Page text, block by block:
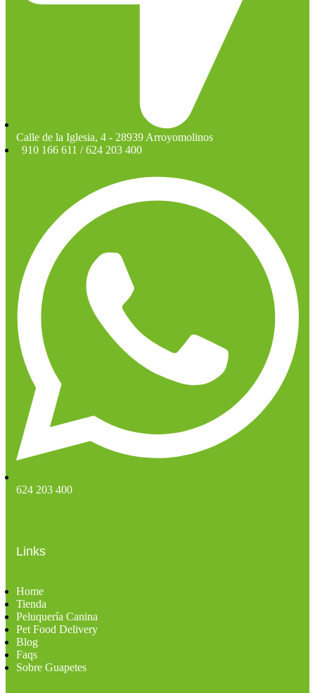
Calle de la Iglesia, 4 - 28939 Arroyomolinos
910 166 611 / 624 203 400
624 203 400
Links
Home
Tienda
Peluquería Canina
Pet Food Delivery
Blog
Faqs
Sobre Guapetes